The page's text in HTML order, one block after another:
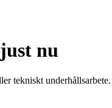
nu
tekniskt